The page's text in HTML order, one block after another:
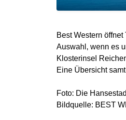
Best Western
Auswahl, wenn es
Klosterinsel
Eine Übersicht
Foto: Die
Bildquelle: BEST